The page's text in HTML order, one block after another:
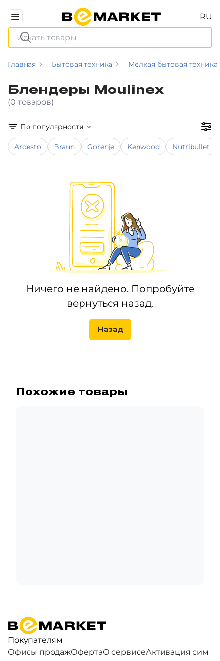
RU
Главная Бытовая техника Мелкая бытовая техника
Блендеры Moulinex
(0 товаров)
По популярности
Ardesto Braun Gorenje Kenwood Nutribullet
Ничего не найдено. Попробуйте
вернуться назад.
Назад
Похожие товары
Покупателям
Офисы продажОфертаО сервисеАктивация сим